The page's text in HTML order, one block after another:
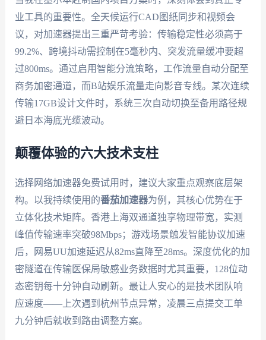
业工具的重要性。全天候运行CAD图纸同步和视频会
议，对加速器提出三重严苛考验：传输稳定性必须高于
99.2%、跨境抖动需控制在5毫秒内、突发流量缓冲要超
过800ms。通过启用智能分流策略，工作流量自动分配至
商务加密通道，而B站娱乐流量走向影音专线。某次连续
传输17GB设计文件时，系统三次自动切换至备用路径规
避日本海底光缆波动。
颠覆体验的六大技术支柱
选择网络加速器免费试用时，建议大家重点观察底层架
构。以我持续使用的番茄加速器为例，其核心优势在于
立体化技术矩阵。香港上海双通道独享物理带宽，实测
峰值传输速率突破98Mbps；游戏场景触发智能协议加速
后，网易UU加速延迟从82ms直降至28ms。深度优化的加
密隧道在传输医保局敏感业务数据时尤其重要，128位动
态密钥每十分钟自动刷新。最让人安心的是技术团队响
应速度——上次遇到杭州节点异常，凌晨三点提交工单
九分钟后就收到路由调整方案。